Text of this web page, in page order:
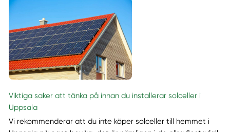
Viktiga saker att tänka på innan du installerar solceller i
Uppsala
Vi rekommenderar att du inte köper solceller till hemmet i